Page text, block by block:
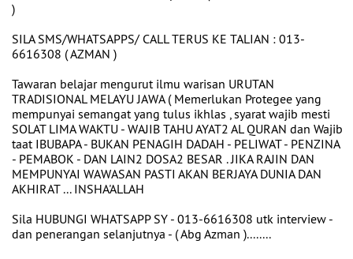
)
SILA SMS/WHATSAPPS/ CALL TERUS KE TALIAN : 013-
6616308 ( AZMAN )
Tawaran belajar mengurut ilmu warisan URUTAN
TRADISIONAL MELAYU JAWA ( Memerlukan Protegee yang
mempunyai semangat yang tulus ikhlas , syarat wajib mesti
SOLAT LIMA WAKTU - WAJIB TAHU AYAT2 AL QURAN dan Wajib
taat IBUBAPA - BUKAN PENAGIH DADAH - PELIWAT - PENZINA
- PEMABOK - DAN LAIN2 DOSA2 BESAR . JIKA RAJIN DAN
MEMPUNYAI WAWASAN PASTI AKAN BERJAYA DUNIA DAN
AKHIRAT ... INSHA'ALLAH
Sila HUBUNGI WHATSAPP SY - 013-6616308 utk interview -
dan penerangan selanjutnya - ( Abg Azman )........